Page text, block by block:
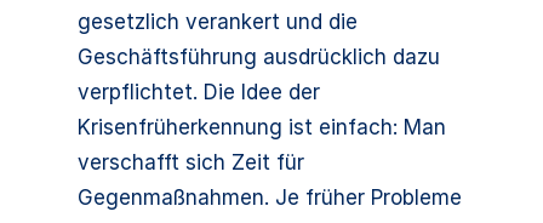
gesetzlich verankert und die
Geschäftsführung ausdrücklich dazu
verpflichtet. Die Idee der
Krisenfrüherkennung ist einfach: Man
verschafft sich Zeit für
Gegenmaßnahmen. Je früher Probleme